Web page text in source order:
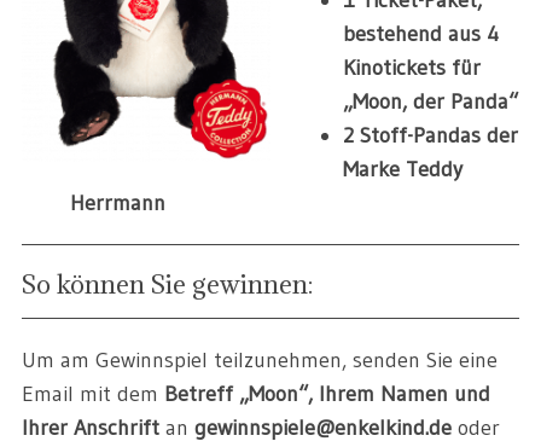
bestehend aus 4
Kinotickets für
„Moon, der Panda“
2 Stoff-Pandas der
Marke Teddy
Herrmann
So können Sie gewinnen:
Um am Gewinnspiel teilzunehmen, senden Sie eine
Email mit dem Betreff „Moon“, Ihrem Namen und
Ihrer Anschrift an gewinnspiele@enkelkind.deoder